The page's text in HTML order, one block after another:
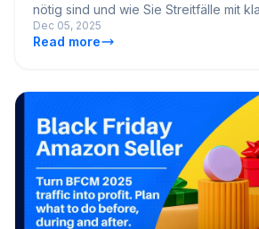
nötig sind und wie Sie Streitfälle mit
Sendungsverfolgung v
Dec 05, 2025
Read more